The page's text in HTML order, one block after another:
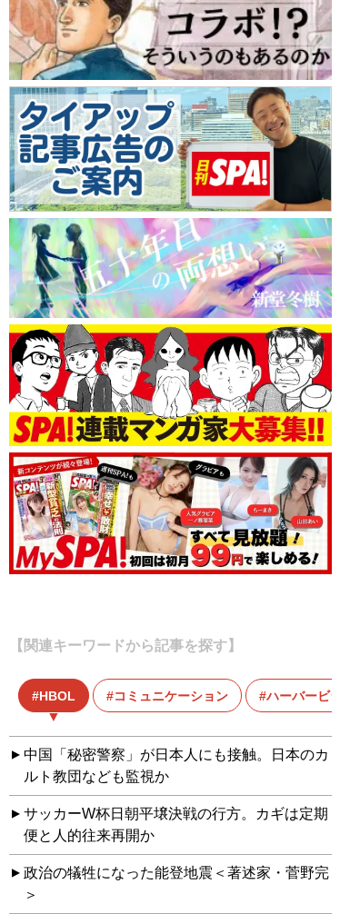
【関連キーワードから記事を探す】
HBOL コミュニケーション ハーバービジネ
中国「秘密警察」が日本人にも接触。日本のカ
ルト教団なども監視か
サッカーW杯日朝平壌決戦の行方。カギは定期
便と人的往来再開か
政治の犠牲になった能登地震＜著述家・菅野完
＞